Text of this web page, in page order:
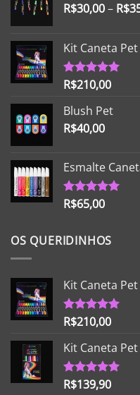
R$30,00– R$
Kit Caneta
Avaliação
R$210,00
Blush Pet
R$40,00
Esmalte
Avaliação
R$65,00
OS QUERIDINHOS
Kit Caneta
Avaliação
R$210,00
Kit Caneta
Avaliação
R$139,90